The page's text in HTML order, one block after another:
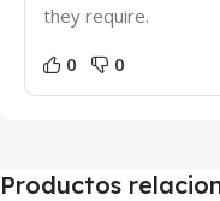
they require.
0 0
Productos